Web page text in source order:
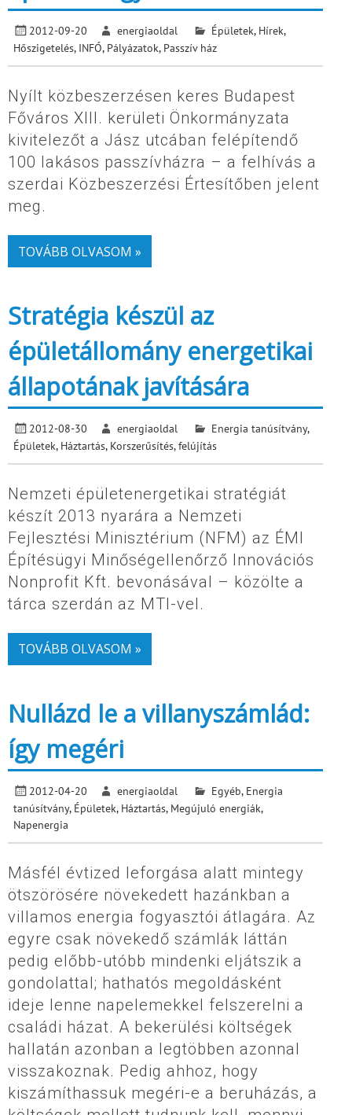
2012-09-20 energiaoldal Épületek, Hírek,
Hőszigetelés, INFÓ, Pályázatok, Passzív ház
Nyílt közbeszerzésen keres Budapest
Főváros XIII. kerületi Önkormányzata
kivitelezőt a Jász utcában felépítendő
100 lakásos passzívházra – a felhívás a
szerdai Közbeszerzési Értesítőben jelent
meg.
TOVÁBB OLVASOM »
Stratégia készül az
épületállomány energetikai
állapotának javítására
2012-08-30 energiaoldal Energia tanúsítvány,
Épületek, Háztartás, Korszerűsítés, felújítás
Nemzeti épületenergetikai stratégiát
készít 2013 nyarára a Nemzeti
Fejlesztési Minisztérium (NFM) az ÉMI
Építésügyi Minőségellenőrző Innovációs
Nonprofit Kft. bevonásával – közölte a
tárca szerdán az MTI-vel.
TOVÁBB OLVASOM »
Nullázd le a villanyszámlád:
így megéri
2012-04-20 energiaoldal Egyéb, Energia
tanúsítvány, Épületek, Háztartás, Megújuló energiák,
Napenergia
Másfél évtized leforgása alatt mintegy
ötszörösére növekedett hazánkban a
villamos energia fogyasztói átlagára. Az
egyre csak növekedő számlák láttán
pedig előbb-utóbb mindenki eljátszik a
gondolattal; hathatós megoldásként
ideje lenne napelemekkel felszerelni a
családi házat. A bekerülési költségek
hallatán azonban a legtöbben azonnal
visszakoznak. Pedig ahhoz, hogy
kiszámíthassuk megéri-e a beruházás, a